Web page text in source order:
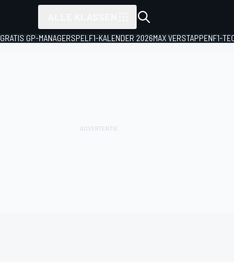
GRATIS GP-MANAGERSPEL F1-KALENDER 2026MAX VERSTAPPENF1-